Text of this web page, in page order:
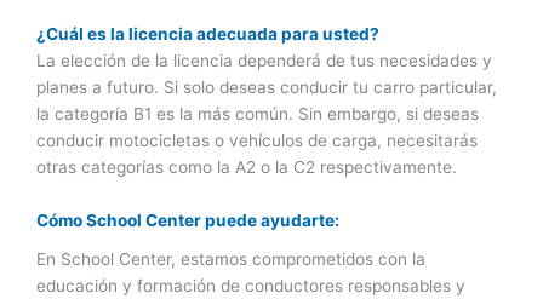
¿Cuál es la licencia adecuada para usted?
La elección de la licencia dependerá de tus necesidades y
planes a futuro. Si solo deseas conducir tu carro particular,
la categoría B1 es la más común. Sin embargo, si deseas
conducir motocicletas o vehículos de carga, necesitarás
otras categorías como la A2 o la C2 respectivamente.
Cómo School Center puede ayudarte:
En School Center, estamos comprometidos con la
educación y formación de conductores responsables y